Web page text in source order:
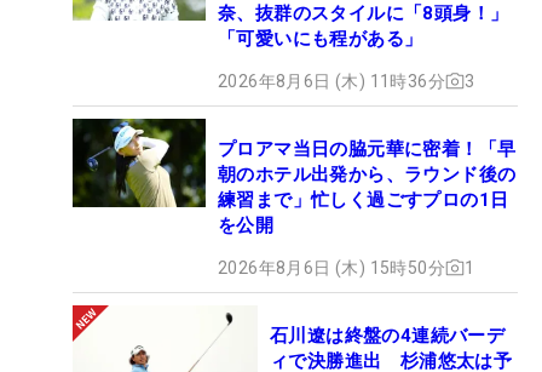
奈、抜群のスタイルに「8頭身！」
「可愛いにも程がある」
2026年8月6日 (木) 11時36分 3
プロアマ当日の脇元華に密着！「早
朝のホテル出発から、ラウンド後の
練習まで」忙しく過ごすプロの1日
を公開
2026年8月6日 (木) 15時50分 1
石川遼は終盤の4連続バーデ
ィで決勝進出 杉浦悠太は予